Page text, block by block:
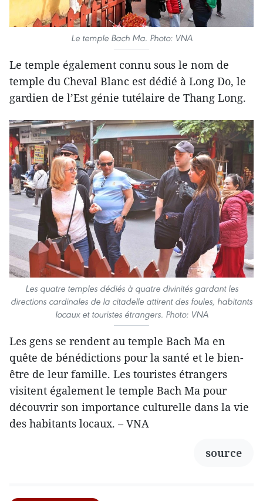
Le temple Bach Ma. Photo: VNA
Le temple également connu sous le nom de
temple du Cheval Blanc est dédié à Long Do, le
gardien de l’Est génie tutélaire de Thang Long.
Les quatre temples dédiés à quatre divinités gardant les
directions cardinales de la citadelle attirent des foules, habitants
locaux et touristes étrangers. Photo: VNA
Les gens se rendent au temple Bach Ma en
quête de bénédictions pour la santé et le bien-
être de leur famille. Les touristes étrangers
visitent également le temple Bach Ma pour
découvrir son importance culturelle dans la vie
des habitants locaux. – VNA
source